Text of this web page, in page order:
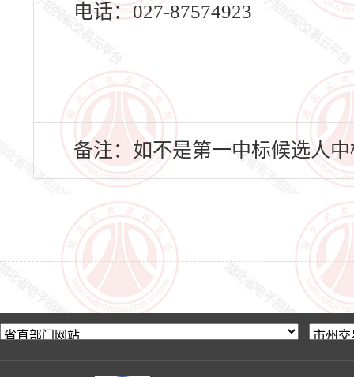
电话：027-87574923
备注：如不是第一中标候选人中